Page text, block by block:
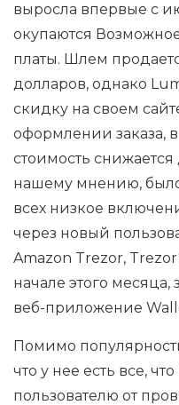
выросла впервые с
окупаются
платы. Шлем
долларов, однако
скидку на своем
оформлении заказа, в
стоимость снижается
нашему мнению,
всех низкое
через новый
Amazon Trezor,
начале этого
веб-приложение
Помимо
что у нее есть все,
пользователю от